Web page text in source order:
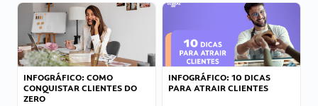
INFOGRÁFICO: COMO
CONQUISTAR CLIENTES DO
ZERO
INFOGRÁFICO: 10 DICAS
PARA ATRAIR CLIENTES